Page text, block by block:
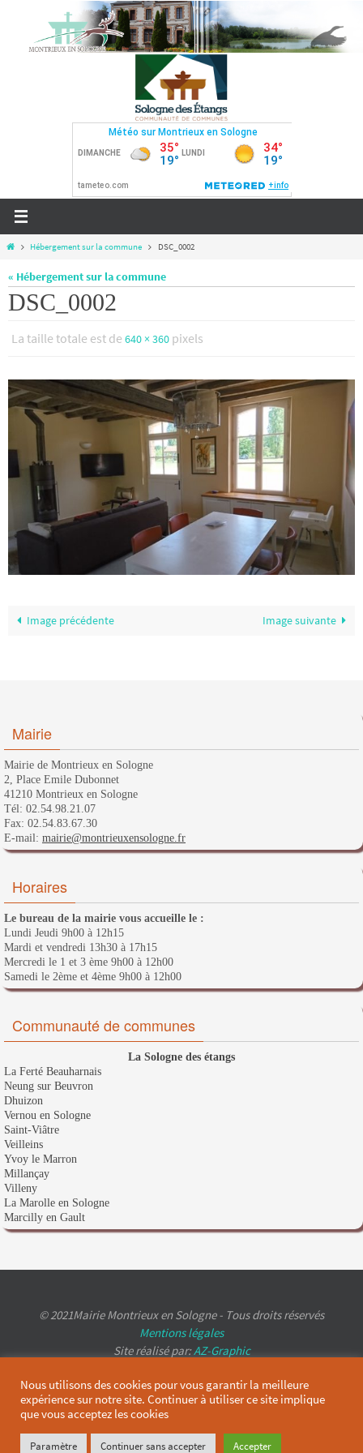
contenu
HomeHébergement sur la commune DSC_0002
« Hébergement sur la commune
DSC_0002
La taille totale est de 640 × 360 pixels
Image précédente Image suivante
Mairie
Mairie de Montrieux en Sologne
2, Place Emile Dubonnet
41210 Montrieux en Sologne
Tél: 02.54.98.21.07
Fax: 02.54.83.67.30
E-mail: mairie@montrieuxensologne.fr
Horaires
Le bureau de la mairie vous accueille le :
Lundi Jeudi 9h00 à 12h15
Mardi et vendredi 13h30 à 17h15
Mercredi le 1 et 3 ème 9h00 à 12h00
Samedi le 2ème et 4ème 9h00 à 12h00
Communauté de communes
La Sologne des étangs
La Ferté Beauharnais
Neung sur Beuvron
Dhuizon
Vernou en Sologne
Saint-Viâtre
Veilleins
Yvoy le Marron
Millançay
Villeny
La Marolle en Sologne
Marcilly en Gault
© 2021Mairie Montrieux en Sologne - Tous droits réservés
Mentions légales
Site réalisé par:AZ-Graphic
Nous utilisons des cookies pour vous garantir la meilleure
expérience sur notre site. Continuer à utiliser ce site implique
que vous acceptez les cookies
Paramètre Continuer sans accepter Accepter